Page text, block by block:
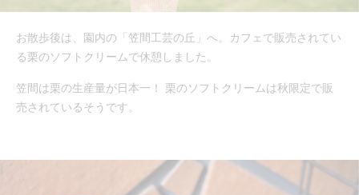
お散歩後は、園内の「笠間工芸の丘」へ。カフェで販売されてい
る栗のソフトクリームで休憩しました。
笠間は栗の生産量が日本一！ 栗のソフトクリームは秋限定で販
売されているそうです。